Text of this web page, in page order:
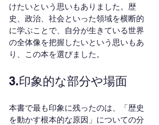
けたいという思いもありました。歴
史、政治、社会といった領域を横断的
に学ぶことで、自分が生きている世界
の全体像を把握したいという思いもあ
り、この本を選びました。
3.印象的な部分や場面
本書で最も印象に残ったのは、「歴史
を動かす根本的な原因」についての分